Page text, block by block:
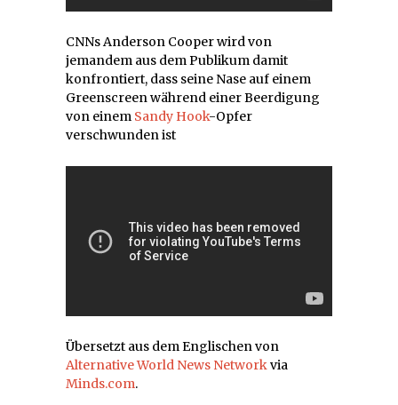
CNNs Anderson Cooper wird von
jemandem aus dem Publikum damit
konfrontiert, dass seine Nase auf einem
Greenscreen während einer Beerdigung
von einem Sandy Hook-Opfer
verschwunden ist
Übersetzt aus dem Englischen von
Alternative World News Networkvia
Minds.com.